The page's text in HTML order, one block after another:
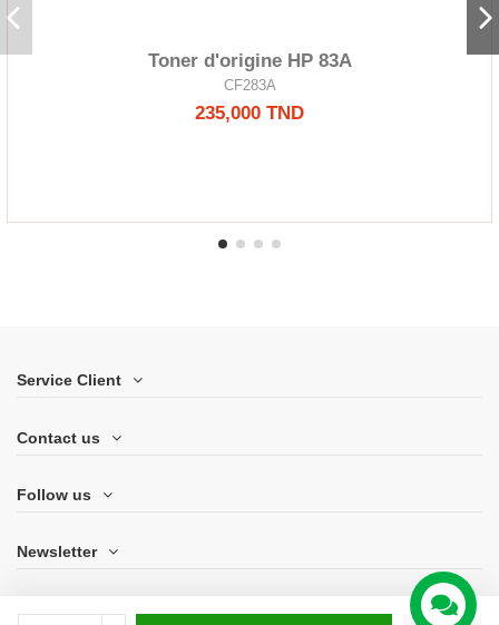
Toner d'origine HP 83A
CF283A
235,000 TND
Service Client
Contact us
Follow us
Newsletter